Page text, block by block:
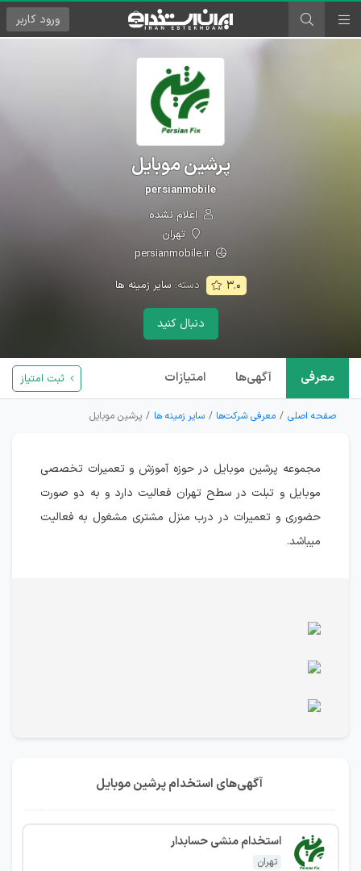
ورود کاربر
پرشین موبایل
persianmobile
اعلام نشده
تهران
persianmobile.ir
۳.۰ دسته:سایر زمینه ها
دنبال کنید
معرفی آگهی‌ها امتیازات ثبت امتیاز
صفحه اصلی معرفی شرکت‌ها سایر زمینه ها پرشین موبایل
مجموعه پرشین موبایل در حوزه آموزش و تعمیرات تخصصی
موبایل و تبلت در سطح تهران فعالیت دارد و به دو صورت
حضوری و تعمیرات در درب منزل مشتری مشغول به فعالیت
میباشد.
آگهی‌های استخدام پرشین موبایل
استخدام منشی حسابدار
تهران